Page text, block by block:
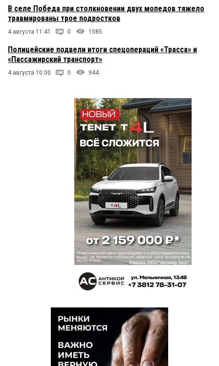
В селе Победа при столкновении двух мопедов тяжело
травмированы трое подростков
4 августа 11:41 0 1585
Полицейские подвели итоги спецопераций «Трасса» и
«Пассажирский транспорт»
4 августа 10:00 0 944